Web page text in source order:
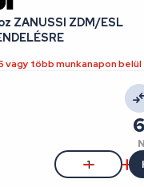
ZANUSSI ZDM/ESL
vagy több munkanapon belül